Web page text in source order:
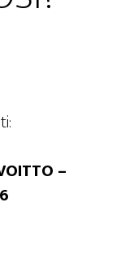
–